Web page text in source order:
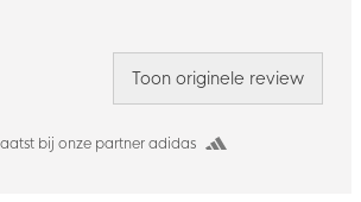
bij onze partner adidas
Toon originele review